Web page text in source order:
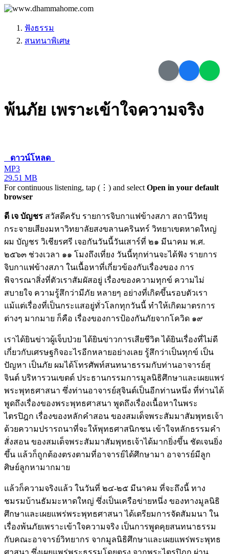
ฟังธรรม
สนทนาพิเศษ
พ้นภัย เพราะเข้าใจความจริง
ดาวน์โหลด
MP3
29.51 MB
For continuous listening, tap (⋮) and select Open in your default
browser
ดี เจ บัญชร สวัสดีครับ รายการจิบกาแฟข้างสภา สถานีวิทยุ
กระจายเสียงมหาวิทยาลัยสงขลานครินทร์ วิทยาเขตหาดใหญ่
ผม บัญชร วิเชียรศรี เจอกันวันนี้วันเสาร์ที่ ๒๑ มีนาคม พ.ศ.
๒๕๖๓ ช่วงเวลา ๑๑ โมงถึงเที่ยง วันนี้ทุกท่านจะได้ฟัง รายการ
จิบกาแฟข้างสภา ในเนื้อหาที่เกี่ยวข้องกับเรื่องของ การ
พิจารณาสิ่งที่ตัวเราสัมผัสอยู่ เรื่องของความทุกข์ ความไม่
สบายใจ ความรู้สึกว่ามีภัย หลายๆ อย่างที่เกิดขึ้นรอบตัวเรา
แม้แต่เรื่องที่เป็นกระแสอยู่ทั่วโลกทุกวันนี้ ทำให้เกิดมาตรการ
ต่างๆ มากมาย ก็คือ เรื่องของการป้องกันภัยจากโควิด ๑๙
เราได้ยินข่าวผู้เจ็บป่วย ได้ยินข่าวการเสียชีวิต ได้ยินเรื่องที่ไม่ดี
เกี่ยวกับเศรษฐกิจอะไรอีกหลายอย่างเลย รู้สึกว่าเป็นทุกข์ เป็น
ปัญหา เป็นภัย ผมได้โทรศัพท์สนทนาธรรมกับท่านอาจารย์สุ
จินต์ บริหารวนเขตต์ ประธานกรรมการมูลนิธิศึกษาและเผยแพร่
พระพุทธศาสนา ซึ่งท่านอาจารย์สุจินต์เป็นอีกท่านหนึ่ง ที่ท่านได้
พูดถึงเรื่องของพระพุทธศาสนา พูดถึงเรื่องเนื้อหาในพระ
ไตรปิฎก เรื่องของหลักคำสอน ของสมเด็จพระสัมมาสัมพุทธเจ้า
ด้วยความปรารถนาที่จะให้พุทธศาสนิกชน เข้าใจหลักธรรมคำ
สั่งสอน ของสมเด็จพระสัมมาสัมพุทธเจ้าได้มากยิ่งขึ้น ชัดเจนยิ่ง
ขึ้น แล้วก็ถูกต้องตรงตามที่อาจารย์ได้ศึกษามา อาจารย์มีลูก
ศิษย์ลูกหามากมาย
แล้วก็ความจริงแล้ว ในวันที่ ๒๔-๒๕ มีนาคม ที่จะถึงนี้ ทาง
ชมรมบ้านธัมมะหาดใหญ่ ซึ่งเป็นเครือข่ายหนึ่ง ของทางมูลนิธิ
ศึกษาและเผยแพร่พระพุทธศาสนา ได้เตรียมการจัดสัมมนา ใน
เรื่องพ้นภัยเพราะเข้าใจความจริง เป็นการพูดคุยสนทนาธรรม
กับคณะอาจารย์วิทยากร จากมูลนิธิศึกษาและเผยแพร่พระพุทธ
ศาสนา ซึ่งเผยแพร่พระธรรมโดยตรง จากพระไตรปิฎก ผ่าน